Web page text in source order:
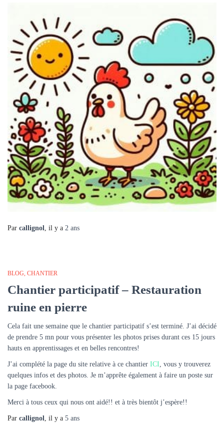
Par callignol, il y a 2 ans
BLOG CHANTIER
Chantier participatif – Restauration
ruine en pierre
Cela fait une semaine que le chantier participatif s’est terminé. J’ai décidé
de prendre 5 mn pour vous présenter les photos prises durant ces 15 jours
hauts en apprentissages et en belles rencontres!
J’ai complété la page du site relative à ce chantier ICI, vous y trouverez
quelques infos et des photos. Je m’apprête également à faire un poste sur
la page facebook.
Merci à tous ceux qui nous ont aidé!! et à très bientôt j’espère!!
Par callignol, il y a 5 ans